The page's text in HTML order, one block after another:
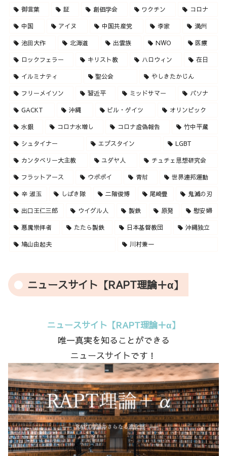
御言葉 証 創価学会 ワクチン コロナ
中国 アイヌ 中国共産党 李家 満州
池田大作 北海道 出雲族 NWO 医療
ロックフェラー キリスト教 ハロウィン 在日
イルミナティ 聖公会 やしきたかじん
フリーメイソン 習近平 ミッドサマー パソナ
GACKT 沖縄 ビル・ゲイツ オリンピック
水銀 コロナ水増し コロナ虚偽報告 竹中平蔵
シュタイナー エプスタイン LGBT
カンタベリー大主教 ユダヤ人 チュチェ思想研究会
フラットアース ウポポイ 青幇 世界連邦運動
辛 淑玉 しばき隊 二階俊博 尾崎豊 鬼滅の刃
出口王仁三郎 ウイグル人 製鉄 原発 慰安婦
悪魔崇拝者 たたら製鉄 日本基督教団 沖縄独立
鳩山由起夫 川村兼一
ニュースサイト【RAPT理論＋α】
ニュースサイト【RAPT理論＋α】
唯一真実を知ることができる
ニュースサイトです！